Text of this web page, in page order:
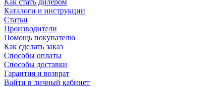
Каталоги и инструкции
Статьи
Производители
Помощь покупателю
Как сделать заказ
Способы оплаты
Способы доставки
Гарантия и возврат
Войти в личный кабинет